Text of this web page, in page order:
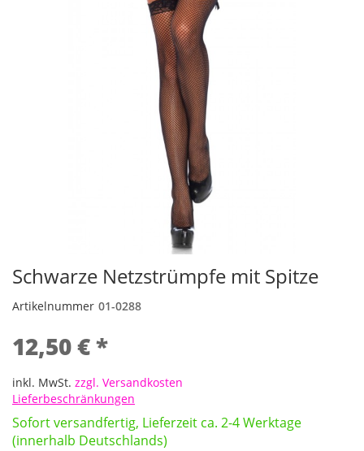
Schwarze Netzstrümpfe mit Spitze
Artikelnummer 01-0288
12,50 € *
inkl. MwSt. zzgl. Versandkosten
Lieferbeschränkungen
Sofort versandfertig, Lieferzeit ca. 2-4 Werktage
(innerhalb Deutschlands)